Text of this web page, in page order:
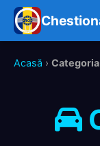
Acasă › Categoria